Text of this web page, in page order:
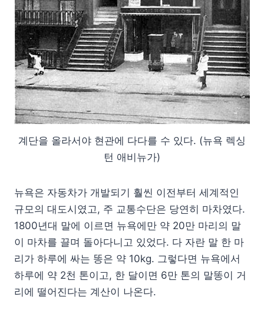
계단을 올라서야 현관에 다다를 수 있다. (뉴욕 렉싱
턴 애비뉴가)
뉴욕은 자동차가 개발되기 훨씬 이전부터 세계적인
규모의 대도시였고, 주 교통수단은 당연히 마차였다.
1800년대 말에 이르면 뉴욕에만 약 20만 마리의 말
이 마차를 끌며 돌아다니고 있었다. 다 자란 말 한 마
리가 하루에 싸는 똥은 약 10kg. 그렇다면 뉴욕에서
하루에 약 2천 톤이고, 한 달이면 6만 톤의 말똥이 거
리에 떨어진다는 계산이 나온다.